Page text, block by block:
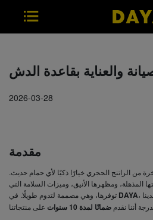
والعناية بقاعدة الدش
2026-03-28
مقدمة
من الراتنج الحجري خيارًا ذكيًا لأي حمام حديث.
المذهلة، ومظهرها الأنيق، وميزات السلامة التي
DAYA، نحن واثقون جدًا من جودة التصنيع لدينا
أننا نقدم ضمانًا لمدة 10 سنوات